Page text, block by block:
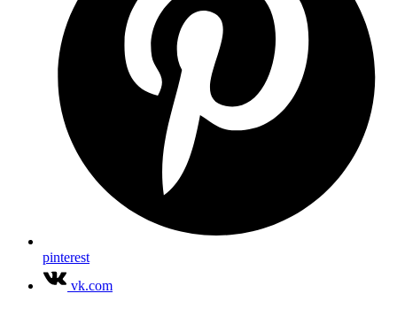
pinterest
vk.com